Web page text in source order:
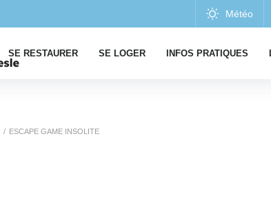
SE RESTAURER SE LOGER INFOS PRATIQUES
/ ESCAPE GAME INSOLITE